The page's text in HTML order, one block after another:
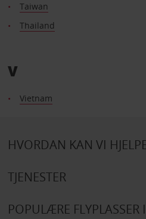
Taiwan
Thailand
V
Vietnam
HVORDAN KAN VI
TJENESTER
POPULÆRE FLYPLASSER